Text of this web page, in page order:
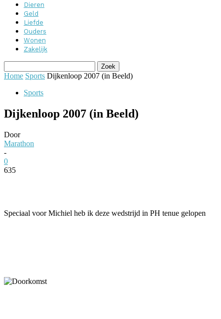
Dieren
Geld
Liefde
Ouders
Wonen
Zakelijk
Home Sports Dijkenloop 2007 (in Beeld)
Sports
Dijkenloop 2007 (in Beeld)
Door
Marathon
-
0
635
Speciaal voor Michiel heb ik deze wedstrijd in PH tenue gelopen